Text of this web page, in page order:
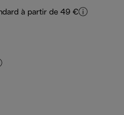
à partir de 49 €